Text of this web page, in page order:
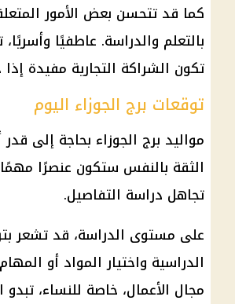
كما قد تتحسن بعض الأمور
بالتعلم والدراسة. عاطفيًا
تكون الشراكة التجارية مفيدة
توقعات برج الجوزاء اليوم
مواليد برج الجوزاء بحاجة إلى
الثقة بالنفس ستكون عنصرًا
تجاهل دراسة التفاصيل.
على مستوى الدراسة، قد تشعر
الدراسية واختيار المواد أو
مجال الأعمال، خاصة للنساء،